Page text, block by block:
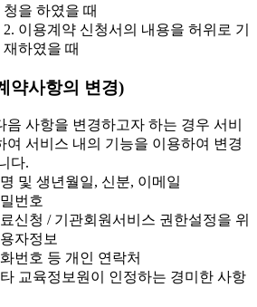
청을 하였을 때
2. 이용계약 신청서의 내용을 허위로 기
재하였을 때
약사항의 변경)
음 사항을 변경하고자 하는 경우 서비
여 서비스 내의 기능을 이용하여 변경
다.
및 생년월일, 신분, 이메일
번호
신청 / 기관회원서비스 권한설정을 위
자정보
번호 등 개인 연락처
교육정보원이 인정하는 경미한 사항